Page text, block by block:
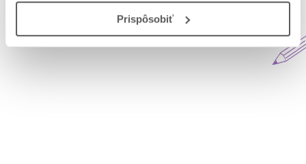
Prispôsobiť
Aktuálne na blogu Matys